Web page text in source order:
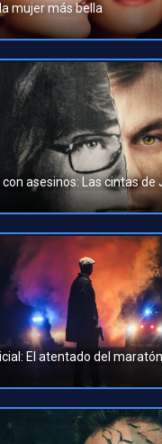
mujer más bella
El atentado del